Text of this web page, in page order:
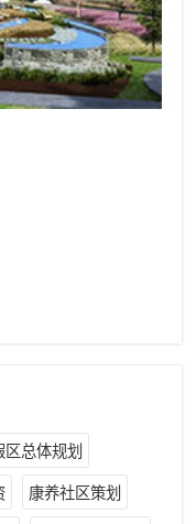
区总体规划
康养社区策划